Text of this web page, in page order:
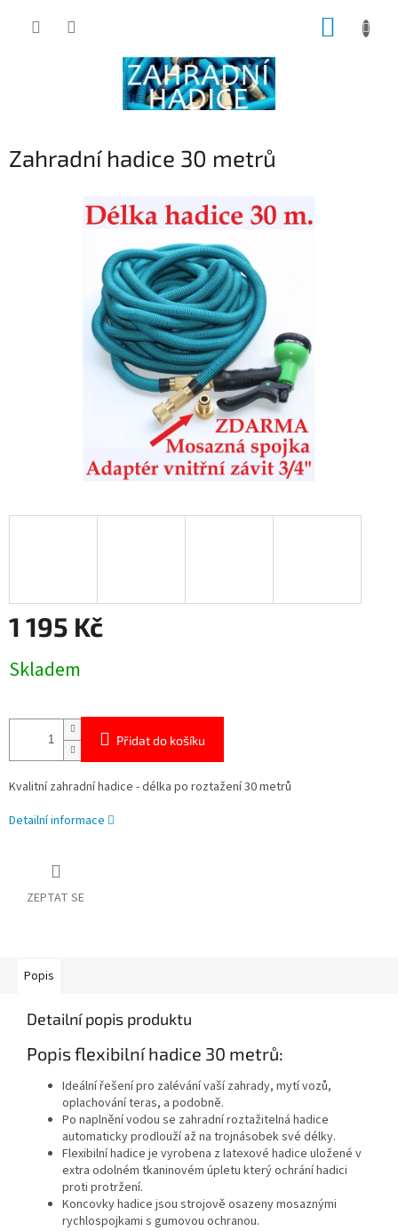
Zahradní hadice 30 metrů
1 195 Kč
cena:
Skladem
Přidat do košíku
Kvalitní zahradní hadice - délka po roztažení 30 metrů
Detailní informace
ZEPTAT SE
Popis
Detailní popis produktu
Popis flexibilní hadice 30 metrů:
Ideální řešení pro zalévání vaší zahrady, mytí vozů,
oplachování teras, a podobně.
Po naplnění vodou se zahradní roztažitelná hadice
automaticky prodlouží až na trojnásobek své délky.
Flexibilní hadice je vyrobena z latexové hadice uložené v
extra odolném tkaninovém úpletu který ochrání hadici
proti protržení.
Koncovky hadice jsou strojově osazeny mosaznými
rychlospojkami s gumovou ochranou.